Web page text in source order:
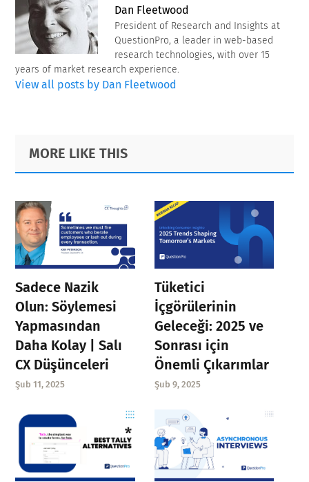
Dan Fleetwood
President of Research and Insights at
QuestionPro, a leader in web-based
research technologies, with over 15
years of market research experience.
View all posts by Dan Fleetwood
Primary
Sidebar
Footer
MORE LIKE THIS
Sadece Nazik
Olun: Söylemesi
Yapmasından
Daha Kolay | Salı
CX Düşünceleri
Şub 11, 2025
Tüketici
İçgörülerinin
Geleceği: 2025 ve
Sonrası için
Önemli Çıkarımlar
Şub 9, 2025